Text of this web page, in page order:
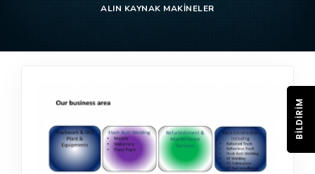
YARDIM
ALIN KAYNAK MAKİNELER
BILDIRIM